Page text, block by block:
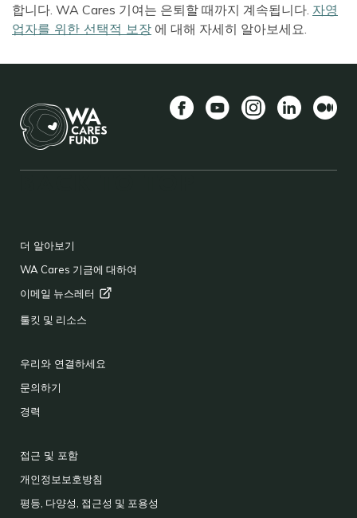
합니다. WA Cares 기여는 은퇴할 때까지 계속됩니다. 자영
업자를 위한 선택적 보장 에 대해 자세히 알아보세요.
더 알아보기
WA Cares 기금에 대하여
이메일 뉴스레터
툴킷 및 리소스
우리와 연결하세요
문의하기
경력
접근 및 포함
개인정보보호방침
평등, 다양성, 접근성 및 포용성
길